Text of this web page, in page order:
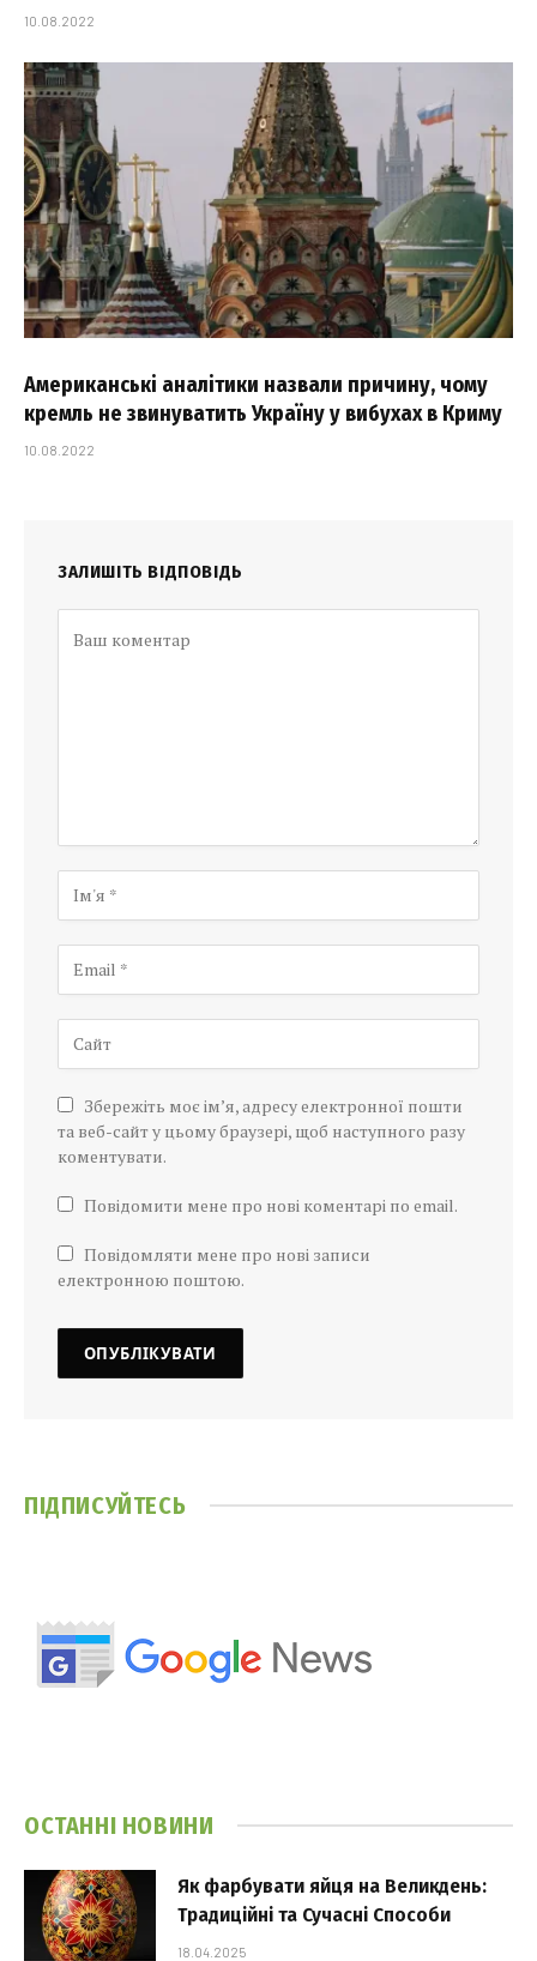
10.08.2022
Американські аналітики назвали причину, чому
кремль не звинуватить Україну у вибухах в Криму
10.08.2022
ЗАЛИШІТЬ ВІДПОВІДЬ
Збережіть моє ім’я, адресу електронної пошти
та веб-сайт у цьому браузері, щоб наступного разу
коментувати.
Повідомити мене про нові коментарі по email.
Повідомляти мене про нові записи
електронною поштою.
ПІДПИСУЙТЕСЬ
ОСТАННІ НОВИНИ
Як фарбувати яйця на Великдень:
Традиційні та Сучасні Способи
18.04.2025